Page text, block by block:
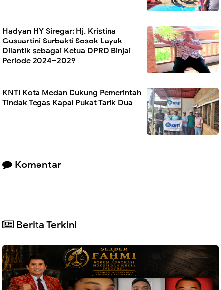
Hadyan HY Siregar: Hj. Kristina
Gusuartini Surbakti Sosok Layak
Dilantik sebagai Ketua DPRD Binjai
Periode 2024–2029
KNTI Kota Medan Dukung Pemerintah
Tindak Tegas Kapal Pukat Tarik Dua
Komentar
Berita Terkini